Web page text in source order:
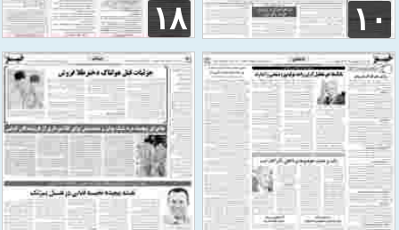
۱۰ ۱۸